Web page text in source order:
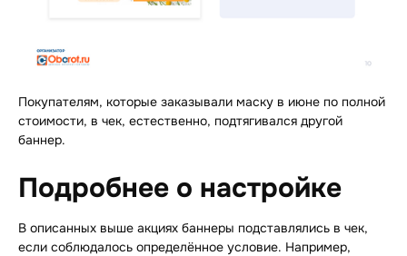
Покупателям, которые заказывали маску в июне по полной
стоимости, в чек, естественно, подтягивался другой
баннер.
Подробнее о настройке
В описанных выше акциях баннеры подставлялись в чек,
если соблюдалось определённое условие. Например,